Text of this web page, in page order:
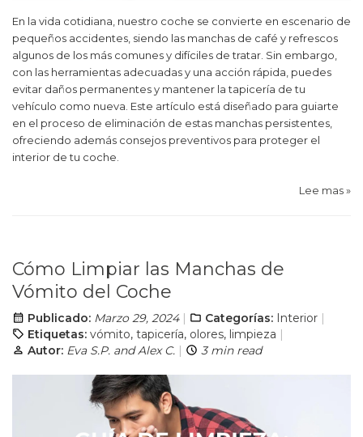
En la vida cotidiana, nuestro coche se convierte en escenario de
pequeños accidentes, siendo las manchas de café y refrescos
algunos de los más comunes y difíciles de tratar. Sin embargo,
con las herramientas adecuadas y una acción rápida, puedes
evitar daños permanentes y mantener la tapicería de tu
vehículo como nueva. Este artículo está diseñado para guiarte
en el proceso de eliminación de estas manchas persistentes,
ofreciendo además consejos preventivos para proteger el
interior de tu coche.
Lee mas »
Cómo Limpiar las Manchas de
Vómito del Coche
Publicado: Marzo 29, 2024 Categorías: Interior
Etiquetas: vómito, tapicería, olores, limpieza
Autor: Eva S.P. and Alex C. 3 min read